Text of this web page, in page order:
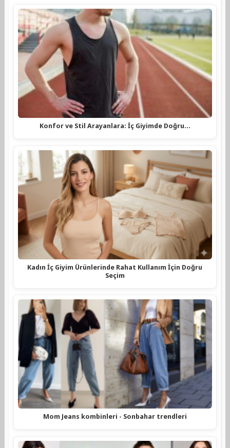
Konfor ve Stil Arayanlara: İç Giyimde Doğru…
Kadın İç Giyim Ürünlerinde Rahat Kullanım İçin Doğru
Seçim
Mom Jeans kombinleri - Sonbahar trendleri